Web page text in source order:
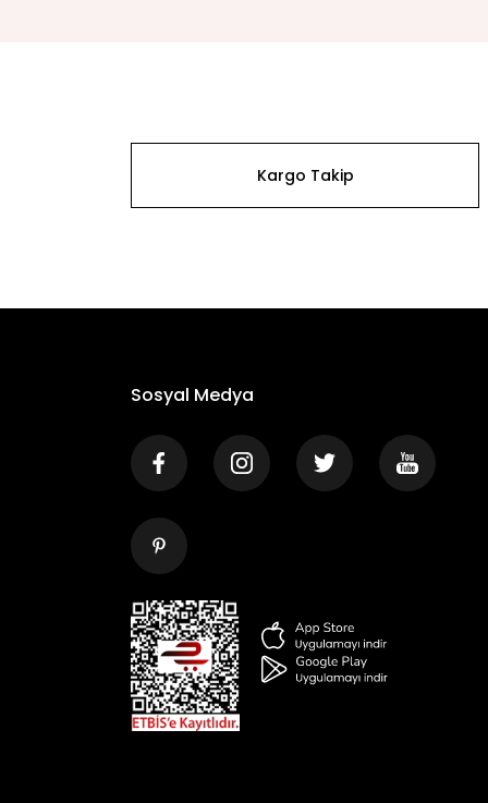
Kargo Takip
Sosyal Medya